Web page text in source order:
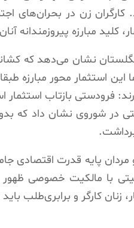
زن در بحران‌های
کلید مبارزه
نشان می‌دهد که کشاندن
این استثمار محور مبارزه
فرودستی بازتاب استثمار
در شوروی نشان داد که
مردان پایه قدرت اقتصادی
با مالکیت خصوصی
زنان کارگر و برابری‌طلب